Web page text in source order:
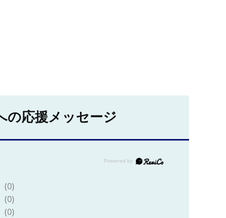
の応援メッセージ
(0)
(0)
(0)